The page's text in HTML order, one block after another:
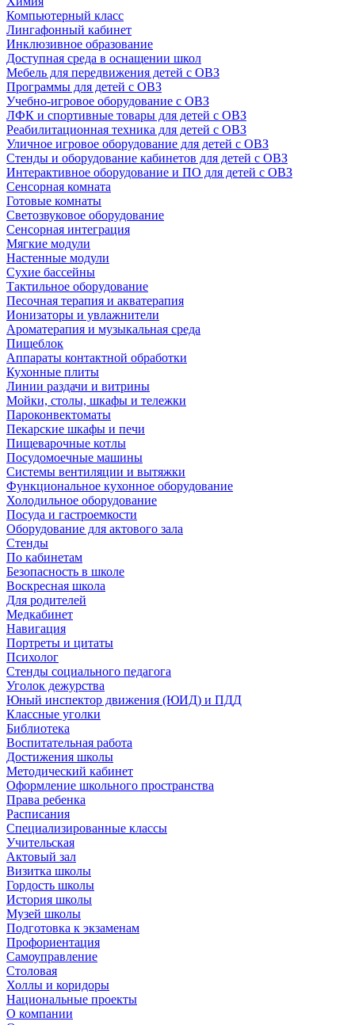
Компьютерный класс
Лингафонный кабинет
Инклюзивное образование
Доступная среда в оснащении школ
Мебель для передвижения детей с ОВЗ
Программы для детей с ОВЗ
Учебно-игровое оборудование с ОВЗ
ЛФК и спортивные товары для детей с ОВЗ
Реабилитационная техника для детей с ОВЗ
Уличное игровое оборудование для детей с ОВЗ
Стенды и оборудование кабинетов для детей с ОВЗ
Интерактивное оборудование и ПО для детей с ОВЗ
Сенсорная комната
Готовые комнаты
Светозвуковое оборудование
Сенсорная интеграция
Мягкие модули
Настенные модули
Сухие бассейны
Тактильное оборудование
Песочная терапия и акватерапия
Ионизаторы и увлажнители
Ароматерапия и музыкальная среда
Пищеблок
Аппараты контактной обработки
Кухонные плиты
Линии раздачи и витрины
Мойки, столы, шкафы и тележки
Пароконвектоматы
Пекарские шкафы и печи
Пищеварочные котлы
Посудомоечные машины
Системы вентиляции и вытяжки
Функциональное кухонное оборудование
Холодильное оборудование
Посуда и гастроемкости
Оборудование для актового зала
Стенды
По кабинетам
Безопасность в школе
Воскресная школа
Для родителей
Медкабинет
Навигация
Портреты и цитаты
Психолог
Стенды социального педагога
Уголок дежурства
Юный инспектор движения (ЮИД) и ПДД
Классные уголки
Библиотека
Воспитательная работа
Достижения школы
Методический кабинет
Оформление школьного пространства
Права ребенка
Расписания
Специализированные классы
Учительская
Актовый зал
Визитка школы
Гордость школы
История школы
Музей школы
Подготовка к экзаменам
Профориентация
Самоуправление
Столовая
Холлы и коридоры
Национальные проекты
О компании